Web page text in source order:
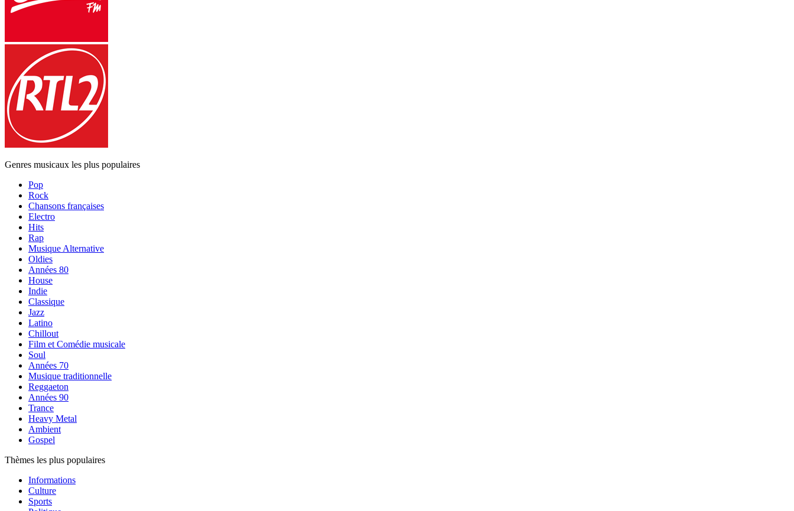
Genres musicaux les plus populaires
Pop
Rock
Chansons françaises
Electro
Hits
Rap
Musique Alternative
Oldies
Années 80
House
Indie
Classique
Jazz
Latino
Chillout
Film et Comédie musicale
Soul
Années 70
Musique traditionnelle
Reggaeton
Années 90
Trance
Heavy Metal
Ambient
Gospel
Thèmes les plus populaires
Informations
Culture
Sports